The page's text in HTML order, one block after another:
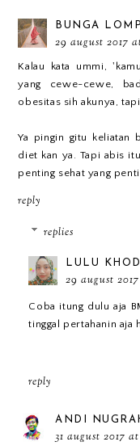
BUNGA
29 august 2017
Kalau kata ummi,
yang cewe-cewe,
obesitas sih akunya,
Ya pingin gitu keliatan
diet kan ya. Tapi abis
penting sehat yang
reply
replies
LULU
29 august
Coba itung dulu aja
tinggal pertahanin aja
reply
ANDI
31 august 2017 at